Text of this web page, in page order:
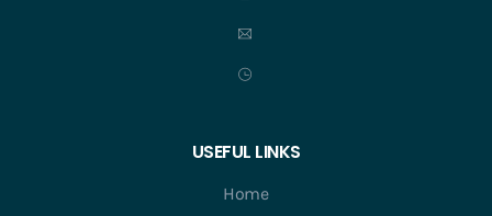
USEFUL LINKS
Home